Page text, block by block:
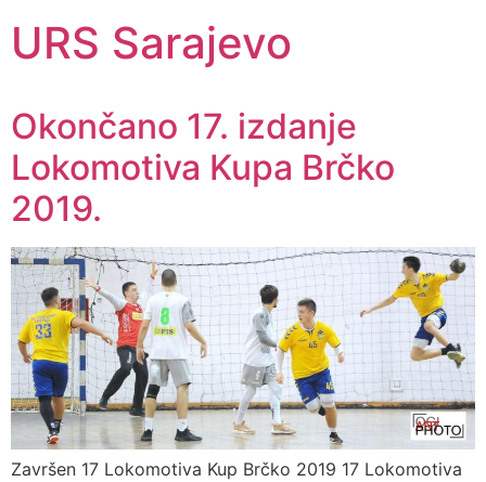
URS Sarajevo
Okončano 17. izdanje
Lokomotiva Kupa Brčko
2019.
Završen 17 Lokomotiva Kup Brčko 2019 17 Lokomotiva